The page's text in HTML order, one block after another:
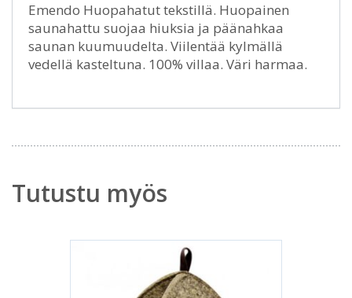
Emendo Huopahatut tekstillä. Huopainen
saunahattu suojaa hiuksia ja päänahkaa
saunan kuumuudelta. Viilentää kylmällä
vedellä kasteltuna. 100% villaa. Väri harmaa.
Tutustu myös